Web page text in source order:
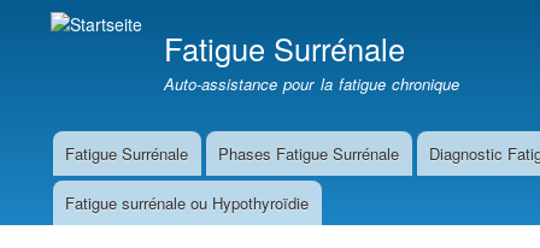
Fatigue Surrénale
Auto-assistance pour la fatigue chronique
Main
navigation
Fatigue Surrénale Phases Fatigue Surrénale Diagnostic
Fatigue surrénale ou Hypothyroïdie